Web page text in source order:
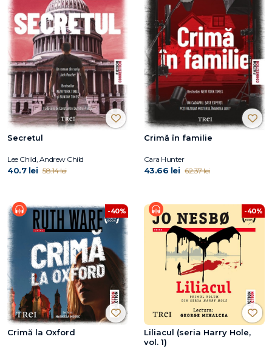
Secretul
Lee Child, Andrew Child
40.7 lei 58.14 lei
Crimă în familie
Cara Hunter
43.66 lei 62.37 lei
-40%
Crimă la Oxford
-40%
Liliacul (seria Harry Hole,
vol. 1)